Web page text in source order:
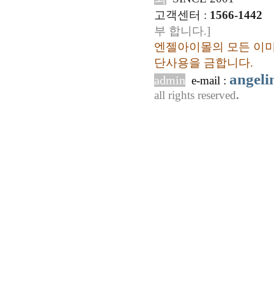
고객센터 : 1566-1442
부 합니다.]
엔젤아이몰의 모든 이
단사용을 금합니다.
admin e-mail :
all rights reserved.